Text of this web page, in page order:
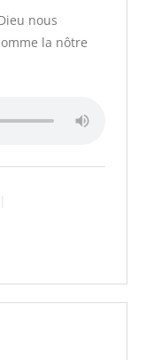
nous
la nôtre